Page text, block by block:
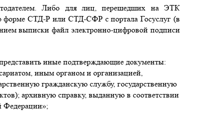
Либо для лиц, перешедших на ЭТК
форме СТД-Р или СТД-СФР с портала Госуслуг (в
выписки файл электронно-цифровой подписи
иные подтверждающие документы:
иным органом и организацией,
гражданскую службу, государственную
архивную справку, выданную в соответствии
Федерации»;